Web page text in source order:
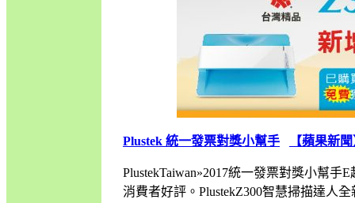
Plustek 統一發票對獎小幫手 【蘋果新
PlustekTaiwan»2017統一發票對獎小幫手
消費者好評。PlustekZ300智慧掃描達人